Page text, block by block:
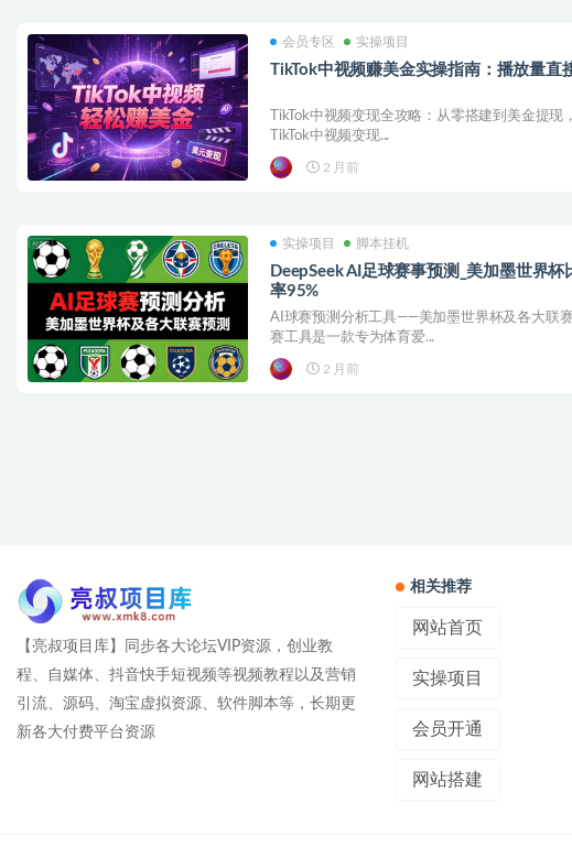
会员专区 实操项目
TikTok中视频赚美金实操指南：播放量直
TikTok中视频变现全攻略：从零搭建到美金提现
TikTok中视频变现...
2 月前
实操项目 脚本挂机
DeepSeek AI足球赛事预测_美加墨世界
率95%
AI球赛预测分析工具——美加墨世界杯及各大联
赛工具是一款专为体育爱...
2 月前
【亮叔项目库】同步各大论坛VIP资源，创业教
程、自媒体、抖音快手短视频等视频教程以及营销
引流、源码、淘宝虚拟资源、软件脚本等，长期更
新各大付费平台资源
相关推荐
网站首页
实操项目
会员开通
网站搭建